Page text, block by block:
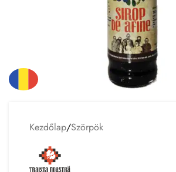
Kezdőlap/Szörpök